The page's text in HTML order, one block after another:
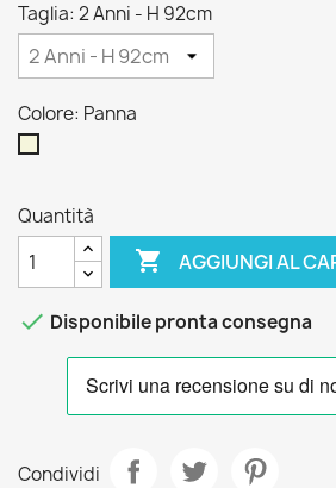
Taglia: 2 Anni - H 92cm
Colore: Panna
Quantità
 AGGIUNGI AL
 Disponibile pronta consegna
Condividi